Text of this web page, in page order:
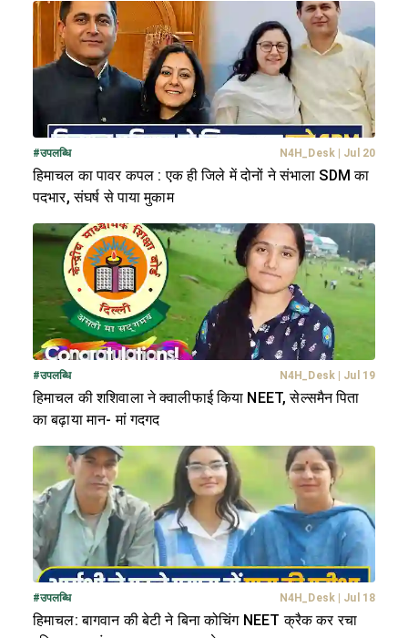
#उपलब्धि N4H_Desk| Jul 20
हिमाचल का पावर कपल : एक ही जिले में दोनों ने संभाला SDM का
पदभार, संघर्ष से पाया मुकाम
#उपलब्धि N4H_Desk| Jul 19
हिमाचल की शशिवाला ने क्वालीफाई किया NEET, सेल्समैन पिता
का बढ़ाया मान- मां गदगद
#उपलब्धि N4H_Desk| Jul 18
हिमाचल: बागवान की बेटी ने बिना कोचिंग NEET क्रैक कर रचा